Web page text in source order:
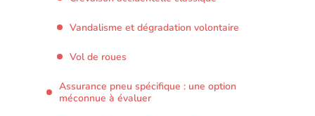
Vandalisme et dégradation volontaire
Vol de roues
Assurance pneu spécifique : une option
méconnue à évaluer